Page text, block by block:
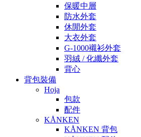
保暖中層
防水外套
休閒外套
大衣外套
G-1000襯衫外套
羽絨 / 化纖外套
背心
背包裝備
Hoja
包款
配件
KÅNKEN
KÅNKEN 背包